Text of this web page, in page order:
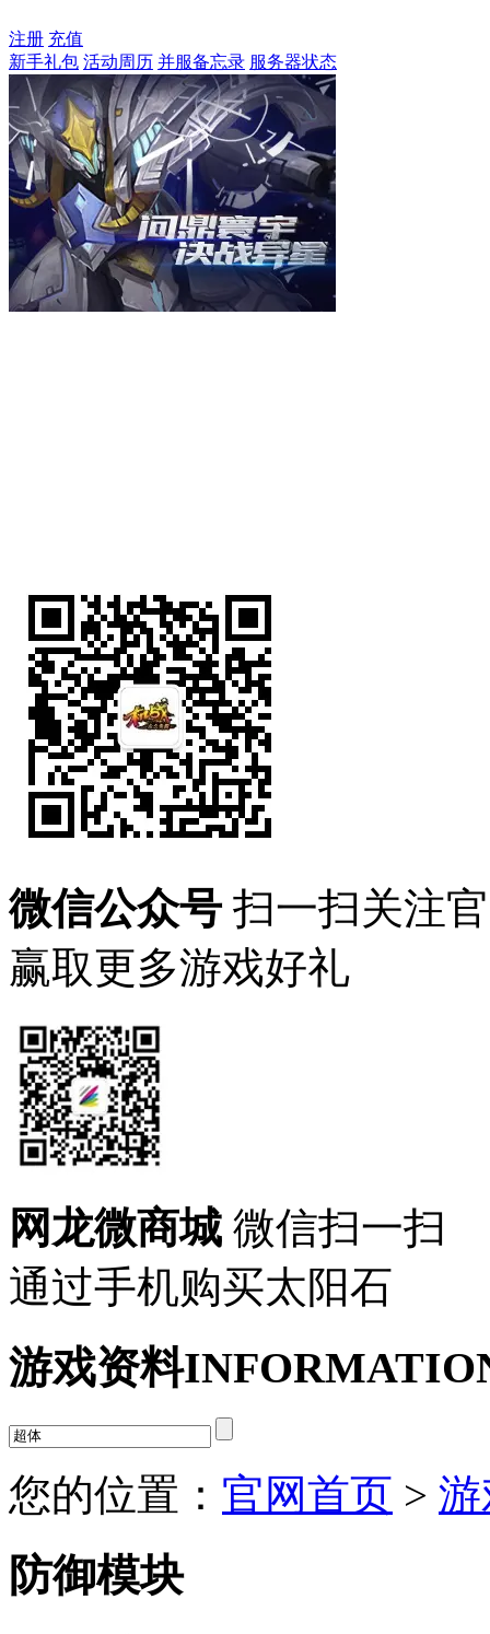
注册 充值
新手礼包 活动周历 并服备忘录 服务器状态
微信公众号 扫一扫关注
赢取更多游戏好礼
网龙微商城 微信扫一扫
通过手机购买太阳石
游戏资料
您的位置： 官网首页 >
防御模块